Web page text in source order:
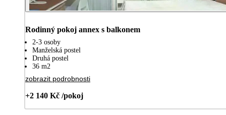
Rodinný pokoj annex s balkonem
2-3 osoby
Manželská postel
Druhá postel
36 m2
zobrazit podrobnosti
+2 140 Kč /pokoj